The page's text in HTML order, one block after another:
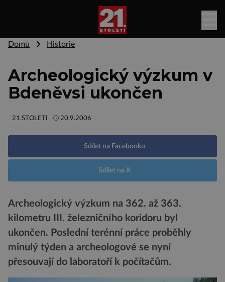
Domů Historie
Archeologický výzkum v
Bdeněvsi ukončen
21.STOLETI 20.9.2006
Sdílet na Facebooku
Sdílet na X
Archeologický výzkum na 362. až 363.
kilometru III. železničního koridoru byl
ukončen. Poslední terénní práce proběhly
minulý týden a archeologové se nyní
přesouvají do laboratoří k počítačům.